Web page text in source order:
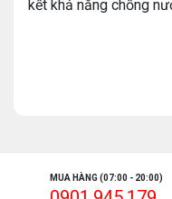
kết khả năng chống
MUA HÀNG (07:00 - 20:00)